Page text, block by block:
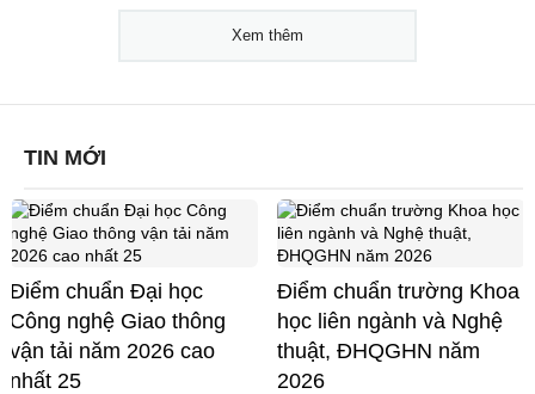
Xem thêm
TIN MỚI
Điểm chuẩn Đại học
Công nghệ Giao thông
vận tải năm 2026 cao
nhất 25
Điểm chuẩn trường Khoa
học liên ngành và Nghệ
thuật, ĐHQGHN năm
2026